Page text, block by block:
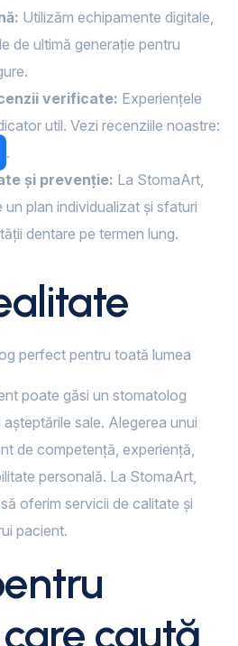
Utilizăm echipamente digitale,
de ultimă generație pentru
verificate: Experiențele
util. Vezi recenziile noastre:
.
și prevenție: La StomaArt,
plan individualizat și sfaturi
dentare pe termen lung.
perfect pentru toată lumea
poate găsi un stomatolog
sale. Alegerea unui
de competență, experiență,
personală. La StomaArt,
oferim servicii de calitate și
pacient.
caută